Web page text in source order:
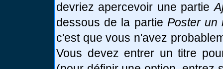
devriez apercevoir une partie
dessous de la partie Poster un
c'est que vous n'avez
Vous devez entrer un titre